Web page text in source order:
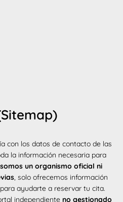
con los datos de contacto de las
la información necesaria para
un organismo oficial ni
, solo ofrecemos información
ayudarte a reservar tu cita.
independiente no gestionado